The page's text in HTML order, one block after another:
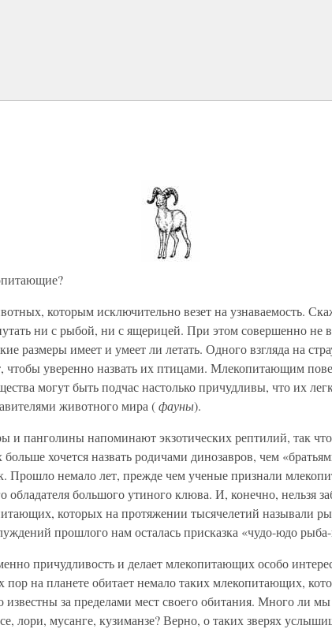
которым исключительно везет на узнаваемость.
ни с рыбой, ни с ящерицей. При этом совершенно не
размеры имеет и умеет ли летать. Одного взгляда на
чтобы уверенно назвать их птицами. Млекопитающим
могут быть подчас настолько причудливы, что их
животного мира (фауны).
и панголины напоминают экзотических рептилий, так
хочется назвать родичами динозавров, чем
Прошло немало лет, прежде чем ученые признали
обладателя большого утиного клюва. И, конечно, нельзя
которых на протяжении тысячелетий называли
прошлого нам осталась присказка «чудо-юдо
причудливость и делает млекопитающих особо
пор на планете обитает немало таких млекопитающих,
известны за пределами мест своего обитания. Много ли
лори, мусанге, кузиманзе? Верно, о таких зверях